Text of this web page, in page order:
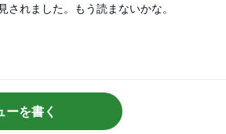
れました。もう読まないかな。
ーを書く